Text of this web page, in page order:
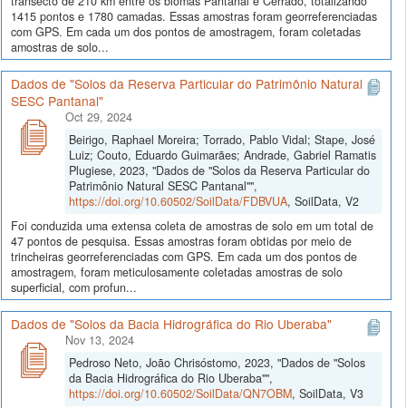
1415 pontos e 1780 camadas. Essas amostras foram georreferenciadas
com GPS. Em cada um dos pontos de amostragem, foram coletadas
amostras de solo...
Dados de "Solos da Reserva Particular do Patrimônio Natural
SESC Pantanal"
Oct 29, 2024
Beirigo, Raphael Moreira; Torrado, Pablo Vidal; Stape, José
Luiz; Couto, Eduardo Guimarães; Andrade, Gabriel Ramatis
Plugiese, 2023, "Dados de "Solos da Reserva Particular do
Patrimônio Natural SESC Pantanal"",
https://doi.org/10.60502/SoilData/FDBVUA, SoilData, V2
Foi conduzida uma extensa coleta de amostras de solo em um total de
47 pontos de pesquisa. Essas amostras foram obtidas por meio de
trincheiras georreferenciadas com GPS. Em cada um dos pontos de
amostragem, foram meticulosamente coletadas amostras de solo
superficial, com profun...
Dados de "Solos da Bacia Hidrográfica do Rio Uberaba"
Nov 13, 2024
Pedroso Neto, João Chrisóstomo, 2023, "Dados de "Solos
da Bacia Hidrográfica do Rio Uberaba"",
https://doi.org/10.60502/SoilData/QN7OBM, SoilData, V3